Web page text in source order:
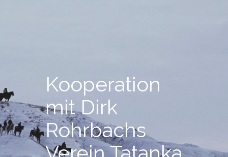
Kooperation
mit Dirk
Rohrbachs